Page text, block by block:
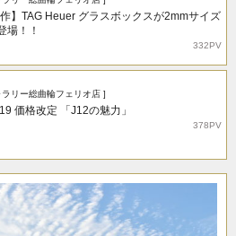
作】TAG Heuer グラスボックスが2mmサイズ
場！！
332PV
リー総曲輪フェリオ店 ]
価格改定 「J12の魅力」
378PV